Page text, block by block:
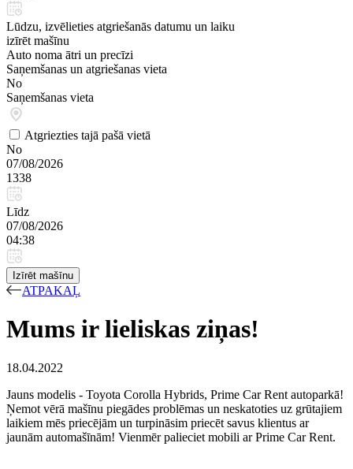
Lūdzu, izvēlieties atgriešanās datumu un laiku
izīrēt mašīnu
Auto noma ātri un precīzi
Saņemšanas un atgriešanas vieta
No
Saņemšanas vieta
Atgriezties tajā pašā vietā
No
07/08/2026
1338
Līdz
07/08/2026
04:38
Izīrēt mašīnu
ATPAKAĻ
Mums ir lieliskas ziņas!
18.04.2022
Jauns modelis - Toyota Corolla Hybrids, Prime Car Rent autoparkā!
Ņemot vērā mašīnu piegādes problēmas un neskatoties uz grūtajiem
laikiem mēs priecējām un turpināsim priecēt savus klientus ar
jaunām automašīnām! Vienmēr palieciet mobili ar Prime Car Rent.